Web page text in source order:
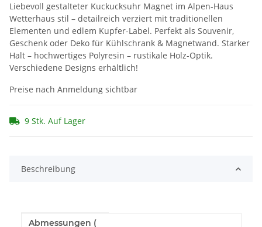
Liebevoll gestalteter Kuckucksuhr Magnet im Alpen-Haus
Wetterhaus stil – detailreich verziert mit traditionellen
Elementen und edlem Kupfer-Label. Perfekt als Souvenir,
Geschenk oder Deko für Kühlschrank & Magnetwand. Starker
Halt – hochwertiges Polyresin – rustikale Holz-Optik.
Verschiedene Designs erhältlich!
Preise nach Anmeldung sichtbar
9 Stk. Auf Lager
Beschreibung
Produkteigenschaft
Wert
Abmessungen (